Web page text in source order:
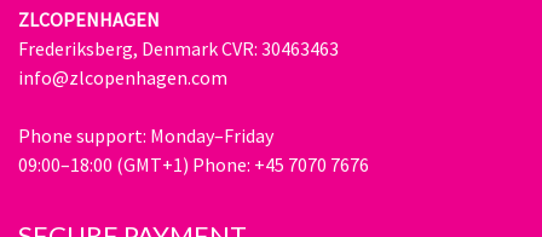
ZLCOPENHAGEN
Frederiksberg, Denmark CVR: 30463463
info@zlcopenhagen.com
Phone support: Monday–Friday
09:00–18:00 (GMT+1) Phone: +45 7070 7676